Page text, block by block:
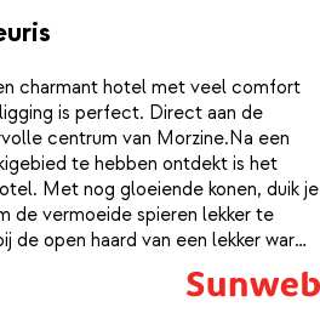
charmant hotel met veel comfort
is perfect. Direct aan de
centrum van Morzine.Na een
te hebben ontdekt is het
Met nog gloeiende konen, duik je
de vermoeide spieren lekker te
de open haard van een lekker warm
voordat je gaat dineren in het